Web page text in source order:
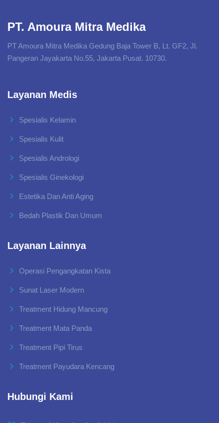
PT. Amoura Mitra Medika
PT Amoura Mitra Medika Gedung Baja Tower B, Lt. GF2, Jl.
Pangeran Jayakarta No.55, Jakarta Pusat. 10730.
Layanan Medis
Spesialis Kelamin
Spesialis Kulit
Spesialis Andrologi
Spesialis Ginekologi
Estetika Dan Anti Aging
Bedah Plastik Dan Umum
Layanan Lainnya
Operasi Pengangkatan Kista
Sunat Laser Modern
Treatment Hidung Mancung
Treatment Mata Panda
Treatment Pipi Tirus
Treatment Payudara Kencang
Hubungi Kami